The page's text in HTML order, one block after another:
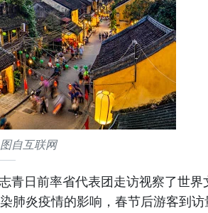
自互联网
青日前率省代表团走访视察了世界
肺炎疫情的影响，春节后游客到访